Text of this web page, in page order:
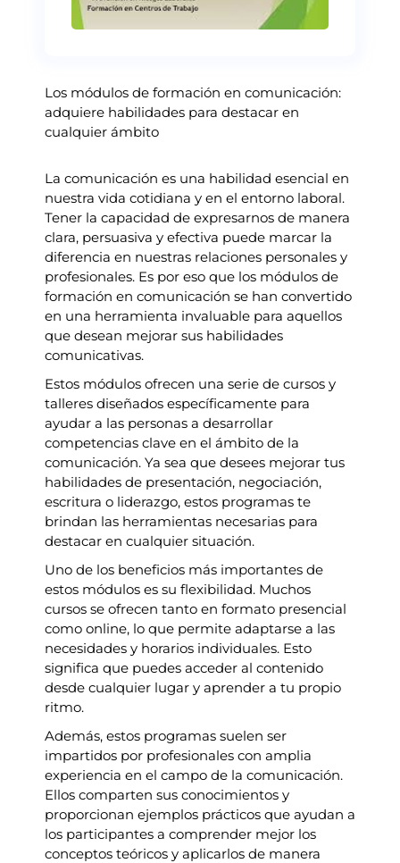
Los módulos de formación en comunicación:
adquiere habilidades para destacar en
cualquier ámbito
La comunicación es una habilidad esencial en
nuestra vida cotidiana y en el entorno laboral.
Tener la capacidad de expresarnos de manera
clara, persuasiva y efectiva puede marcar la
diferencia en nuestras relaciones personales y
profesionales. Es por eso que los módulos de
formación en comunicación se han convertido
en una herramienta invaluable para aquellos
que desean mejorar sus habilidades
comunicativas.
Estos módulos ofrecen una serie de cursos y
talleres diseñados específicamente para
ayudar a las personas a desarrollar
competencias clave en el ámbito de la
comunicación. Ya sea que desees mejorar tus
habilidades de presentación, negociación,
escritura o liderazgo, estos programas te
brindan las herramientas necesarias para
destacar en cualquier situación.
Uno de los beneficios más importantes de
estos módulos es su flexibilidad. Muchos
cursos se ofrecen tanto en formato presencial
como online, lo que permite adaptarse a las
necesidades y horarios individuales. Esto
significa que puedes acceder al contenido
desde cualquier lugar y aprender a tu propio
ritmo.
Además, estos programas suelen ser
impartidos por profesionales con amplia
experiencia en el campo de la comunicación.
Ellos comparten sus conocimientos y
proporcionan ejemplos prácticos que ayudan a
los participantes a comprender mejor los
conceptos teóricos y aplicarlos de manera